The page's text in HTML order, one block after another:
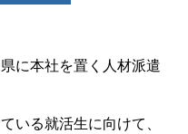
に本社を置く人材派遣
いる就活生に向けて、